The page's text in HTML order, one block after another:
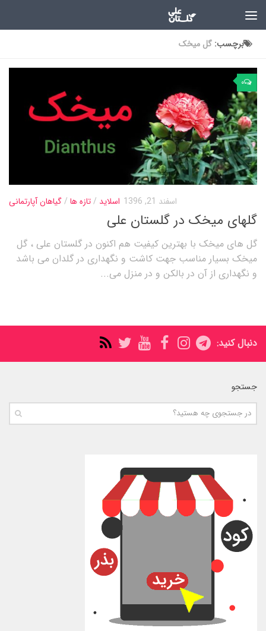
برچسب: گل میخک
۰
اسلاید /تازه ها /گیاهان آپارتمانی اسفند 21, 1396
گلهای میخک در گلستان علی
گل های میخک با بهترین کیفیت هم اکنون در گلستان علی ، گل
میخک بسیار مناسب جهت کاشت و نگهداری در گلدان می باشد
و نگهداری از آن در بالکن و در منزل می...
دنبال کنید:
جستجو